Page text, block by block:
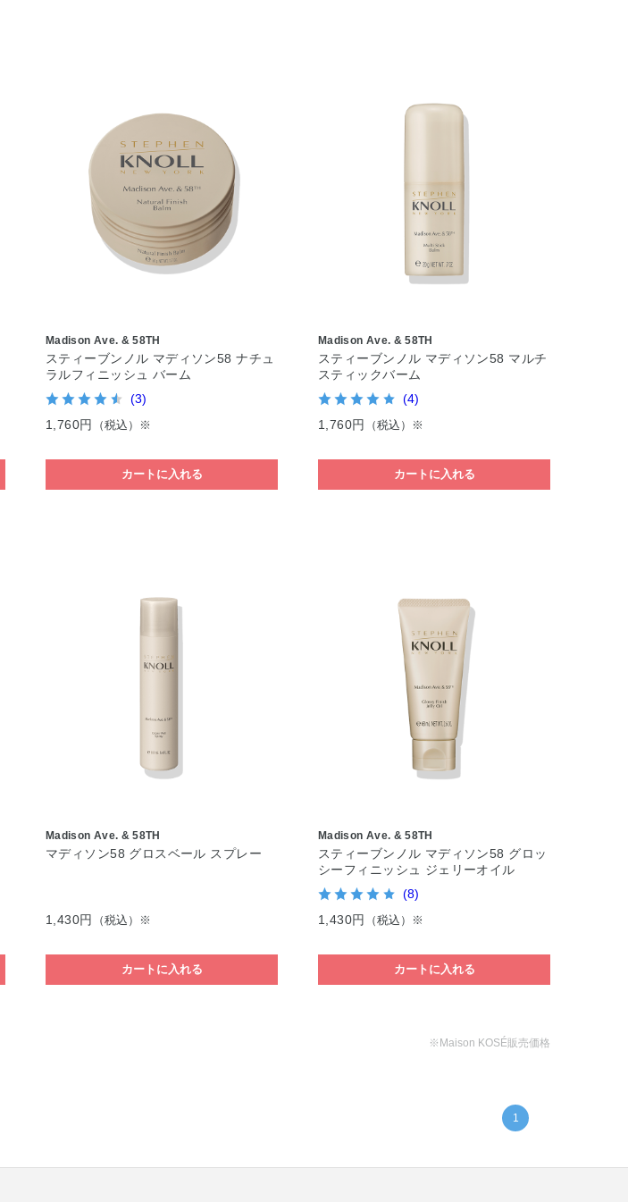
Madison Ave. & 58TH
スティーブンノル マディソン58 ナチュ
ラルフィニッシュ バーム
(3)
1,760円
（税込）※
カートに入れる
Madison Ave. & 58TH
スティーブンノル マディソン58 マルチ
スティックバーム
(4)
1,760円
（税込）※
カートに入れる
Madison Ave. & 58TH
マディソン58 グロスベール スプレー
1,430円 （税込）※
カートに入れる
Madison Ave. & 58TH
スティーブンノル マディソン58 グロッ
シーフィニッシュ ジェリーオイル
(8)
1,430円
（税込）※
カートに入れる
※Maison KOSÉ販売価格
1